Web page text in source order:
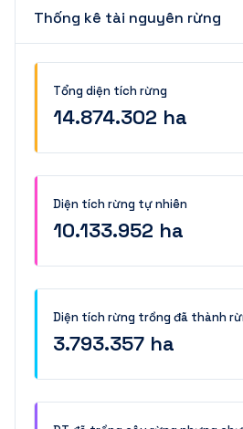
Thống kê tài nguyên rừng
Tổng diện tích rừng
14.874.302 ha
Diện tích rừng tự nhiên
10.133.952 ha
Diện tích rừng trồng đã thành
3.793.357 ha